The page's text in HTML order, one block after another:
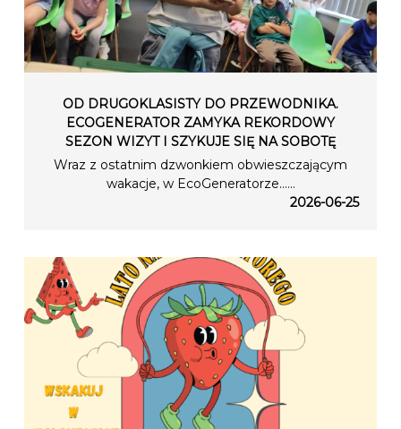
OD DRUGOKLASISTY DO PRZEWODNIKA.
ECOGENERATOR ZAMYKA REKORDOWY
SEZON WIZYT I SZYKUJE SIĘ NA SOBOTĘ
Wraz z ostatnim dzwonkiem obwieszczającym
wakacje, w EcoGeneratorze…...
2026-06-25